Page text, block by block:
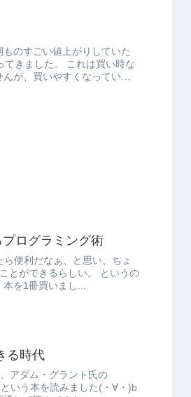
のすごい値上がりしていた
これは買い時な
が、買いやすくなっている
ログラミング術
便利だなぁ、と思い、ちょ
きるらしい。 というの
を1冊買いまし...
る時代
アダム・グラント氏の
いう本を読みました(・∀・)b